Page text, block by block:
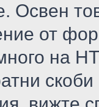
Освен
от
на